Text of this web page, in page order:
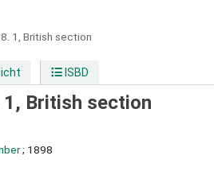
1, British section
ISBD
British section
; 1898